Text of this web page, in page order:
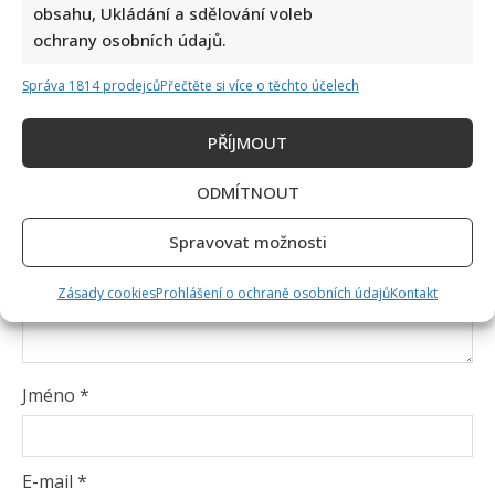
obsahu, Ukládání a sdělování voleb
ochrany osobních údajů.
Správa 1814 prodejcůPřečtěte si více o těchto účelech
PŘÍJMOUT
ODMÍTNOUT
Spravovat možnosti
Zásady cookiesProhlášení o ochraně osobních údajůKontakt
Vaše e-mailová adresa nebude zveřejněna.
Vyžadované informace jsou označeny
Komentář*
Jméno *
E-mail *